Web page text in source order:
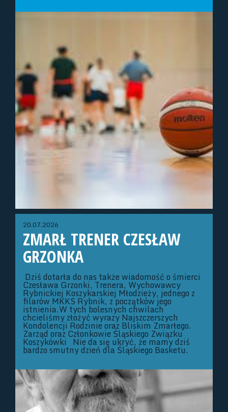
20.07.2026
ZMARŁ TRENER CZESŁAW
GRZONKA
Dziś dotarła do nas także wiadomość o śmierci
Czesława Grzonki, Trenera, Wychowawcy
Rybnickiej Koszykarskiej Młodzieży, jednego z
filarów MKKS Rybnik, z początków jego
istnienia.W tych bolesnych chwilach
chcieliśmy złożyć wyrazy Najszczerszych
Kondolencji Rodzinie oraz Bliskim Zmarłego.
Zarząd oraz Członkowie Śląskiego Związku
Koszykówki Nie da się ukryć, że mamy dziś
bardzo smutny dzień dla Śląskiego Basketu.